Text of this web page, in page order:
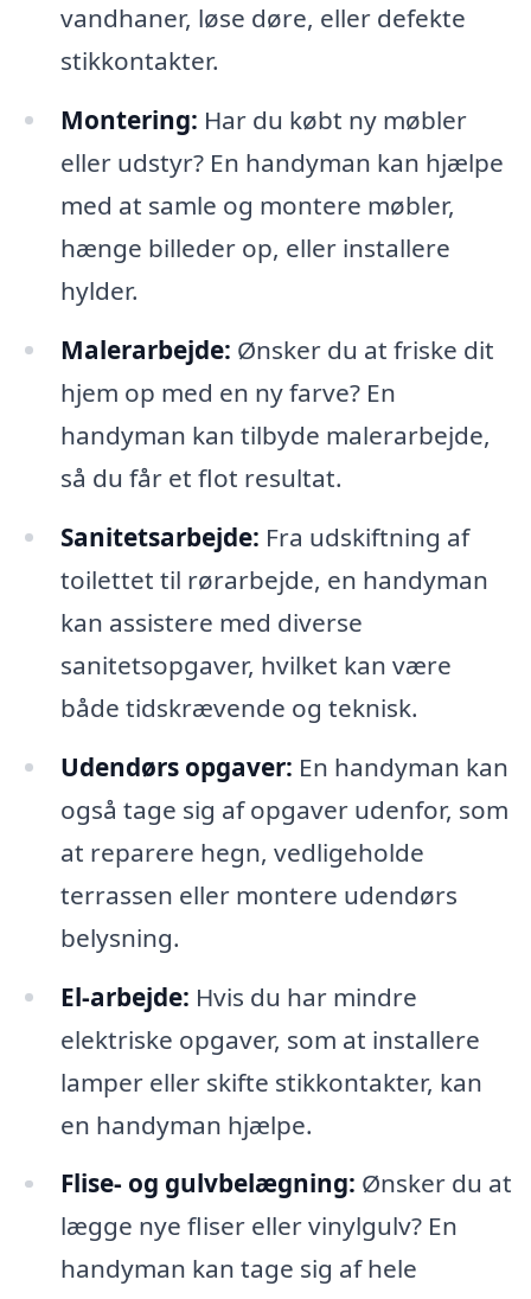
vandhaner, løse døre, eller defekte
stikkontakter.
Montering: Har du købt ny møbler
eller udstyr? En handyman kan hjælpe
med at samle og montere møbler,
hænge billeder op, eller installere
hylder.
Malerarbejde: Ønsker du at friske dit
hjem op med en ny farve? En
handyman kan tilbyde malerarbejde,
så du får et flot resultat.
Sanitetsarbejde: Fra udskiftning af
toilettet til rørarbejde, en handyman
kan assistere med diverse
sanitetsopgaver, hvilket kan være
både tidskrævende og teknisk.
Udendørs opgaver: En handyman kan
også tage sig af opgaver udenfor, som
at reparere hegn, vedligeholde
terrassen eller montere udendørs
belysning.
El-arbejde: Hvis du har mindre
elektriske opgaver, som at installere
lamper eller skifte stikkontakter, kan
en handyman hjælpe.
Flise- og gulvbelægning: Ønsker du at
lægge nye fliser eller vinylgulv? En
handyman kan tage sig af hele